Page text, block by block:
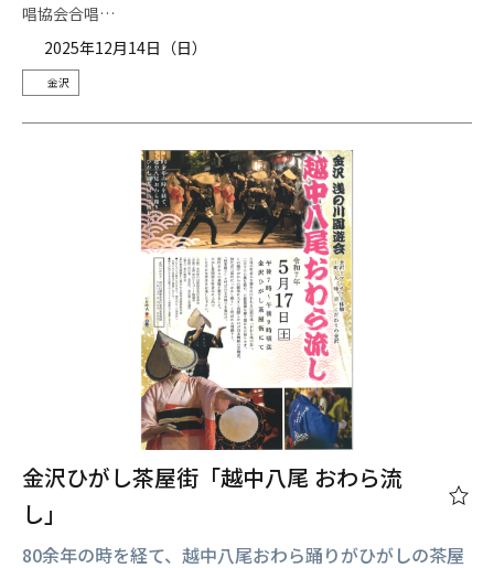
唱協会合唱…
2025年12月14日（日）
金沢
金沢ひがし茶屋街「越中八尾 おわら流
し」
80余年の時を経て、越中八尾おわら踊りがひがしの茶屋